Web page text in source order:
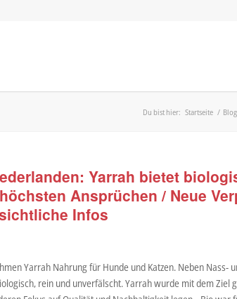
Du bist hier: Startseite / Blog
Yarrah bietet
Ansprüchen / Neue
Infos
Yarrah Nahrung für Hunde und Katzen. Neben Nass-
rein und unverfälscht. Yarrah wurde mit dem Ziel